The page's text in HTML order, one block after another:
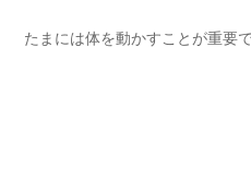
たまには体を動かすことが重要で